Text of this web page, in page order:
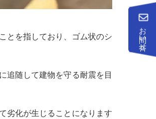
とを指しており、ゴム状のシ
追随して建物を守る耐震を目
劣化が生じることになります
お問い合せ